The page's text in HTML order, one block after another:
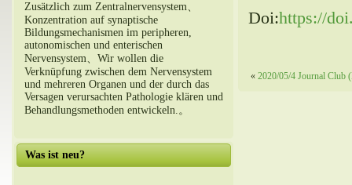
Zusätzlich zum Zentralnervensystem、
Konzentration auf synaptische
Bildungsmechanismen im peripheren,
autonomischen und enterischen
Nervensystem、Wir wollen die
Verknüpfung zwischen dem Nervensystem
und mehreren Organen und der durch das
Versagen verursachten Pathologie klären und
Behandlungsmethoden entwickeln.。
Was ist neu?
Doi:https://
« 2020/05/4 Journal Club